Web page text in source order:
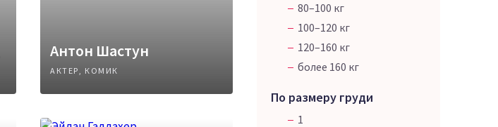
Антон Шастун
АКТЕР, КОМИК
80–100 кг
100–120 кг
120–160 кг
более 160 кг
По размеру груди
1